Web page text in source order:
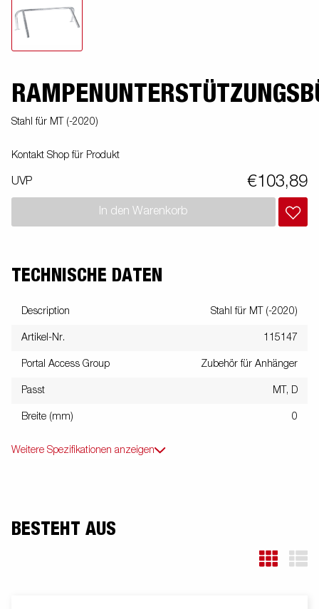
Stahl für MT (-2020)
Kontakt Shop für Produkt
UVP €103,89
In den Warenkorb
TECHNISCHE DATEN
Description Stahl für MT (-2020)
Artikel-Nr. 115147
Portal Access Group Zubehör für Anhänger
Passt MT, D
Breite (mm) 0
Weitere Spezifikationen anzeigen
BESTEHT AUS